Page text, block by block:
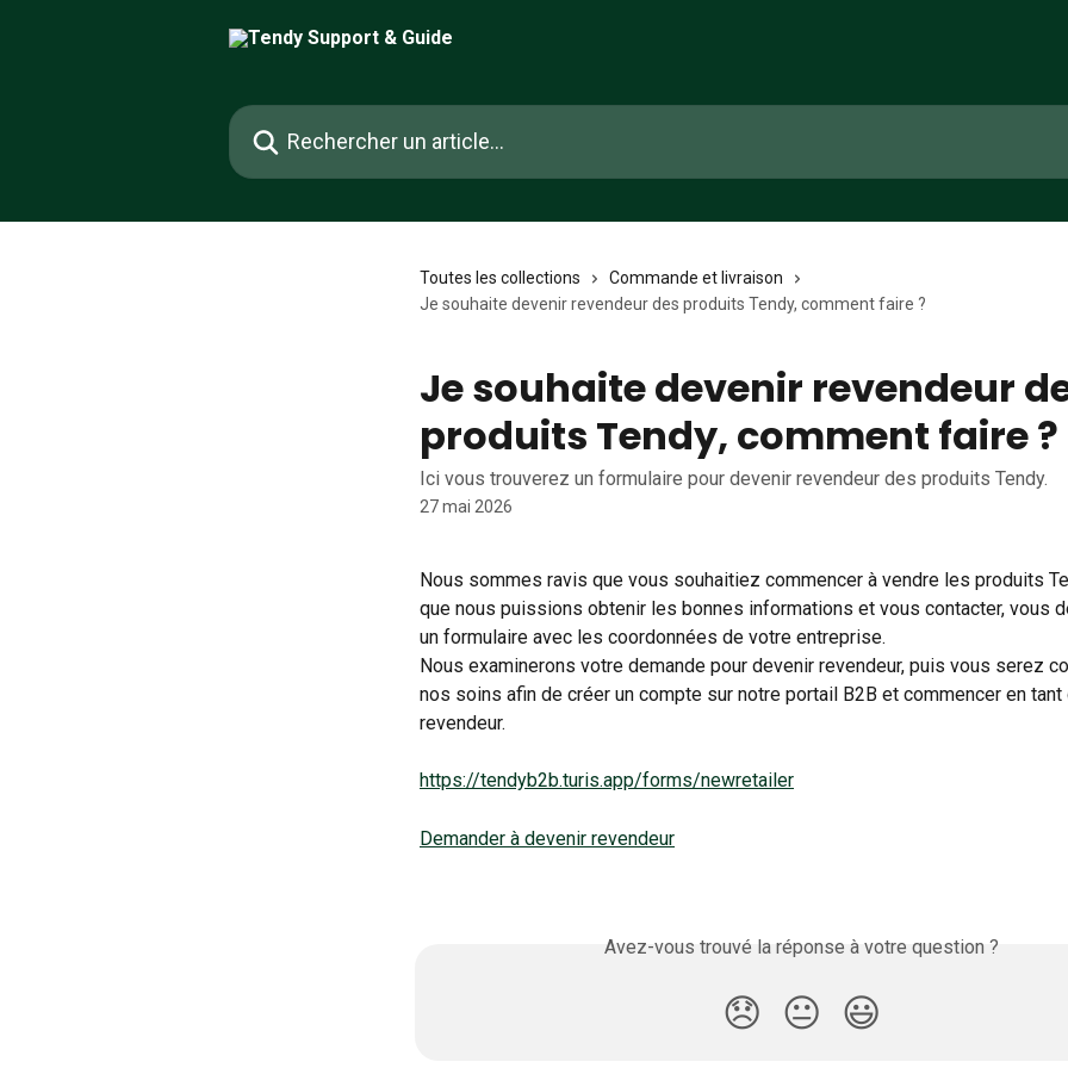
Rechercher un article...
Toutes les collections
Commande et livraison
Je souhaite devenir revendeur des produits Tendy, comment faire ?
Je souhaite devenir revendeur
produits Tendy, comment faire ?
Ici vous trouverez un formulaire pour devenir revendeur des produits Tendy.
27 mai 2026
Nous sommes ravis que vous souhaitiez commencer à vendre les produits
que nous puissions obtenir les bonnes informations et vous contacter, vous
un formulaire avec les coordonnées de votre entreprise.
Nous examinerons votre demande pour devenir revendeur, puis vous serez
nos soins afin de créer un compte sur notre portail B2B et commencer en tant
revendeur.
https://tendyb2b.turis.app/forms/newretailer
Demander à devenir revendeur
Avez-vous trouvé la réponse à votre question ?
😞 😐 😃